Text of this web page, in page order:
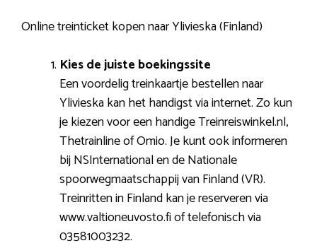
Online treinticket kopen naar Ylivieska (Finland)
Kies de juiste boekingssite
Een voordelig treinkaartje bestellen naar
Ylivieska kan het handigst via internet. Zo kun
je kiezen voor een handige Treinreiswinkel.nl,
Thetrainline of Omio. Je kunt ook informeren
bij NSInternational en de Nationale
spoorwegmaatschappij van Finland (VR).
Treinritten in Finland kan je reserveren via
www.valtioneuvosto.fi of telefonisch via
03581003232.